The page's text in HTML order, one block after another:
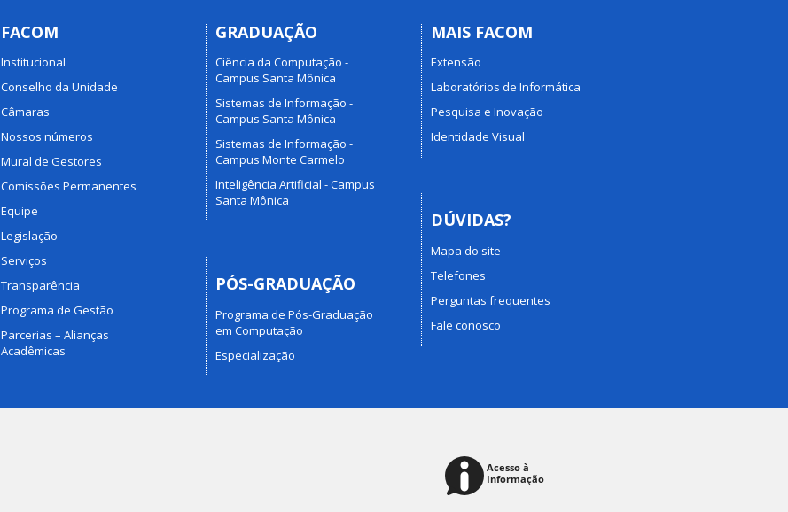
FACOM
Institucional
Conselho da Unidade
Câmaras
Nossos números
Mural de Gestores
Comissões Permanentes
Equipe
Legislação
Serviços
Transparência
Programa de Gestão
Parcerias – Alianças
Acadêmicas
GRADUAÇÃO
Ciência da Computação -
Campus Santa Mônica
Sistemas de Informação -
Campus Santa Mônica
Sistemas de Informação -
Campus Monte Carmelo
Inteligência Artificial - Campus
Santa Mônica
PÓS-GRADUAÇÃO
Programa de Pós-Graduação
em Computação
Especialização
MAIS FACOM
Extensão
Laboratórios de Informática
Pesquisa e Inovação
Identidade Visual
DÚVIDAS?
Mapa do site
Telefones
Perguntas frequentes
Fale conosco